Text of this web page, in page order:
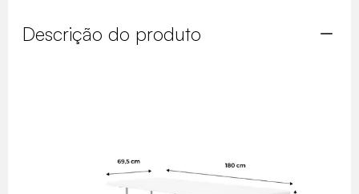
Descrição do produto